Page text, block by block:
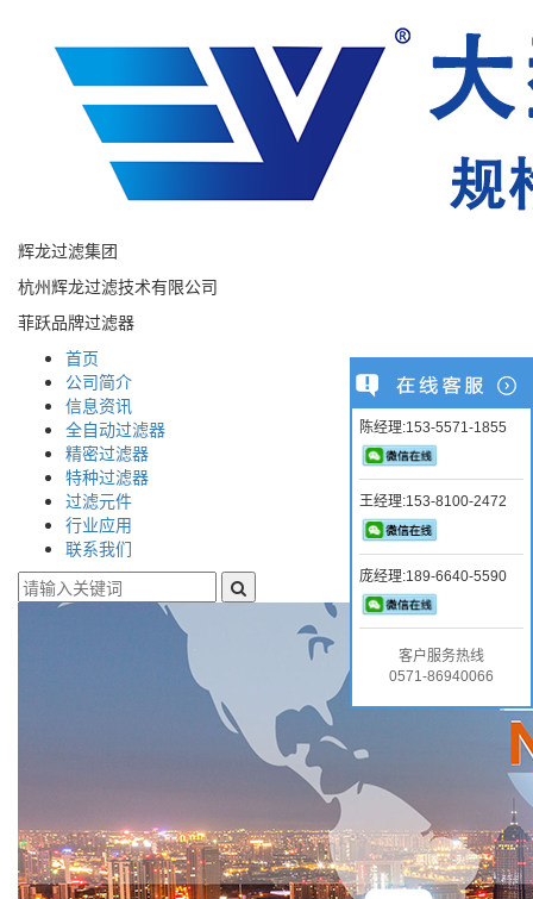
辉龙过滤集团
杭州辉龙过滤技术有限公司
菲跃品牌过滤器
首页
公司简介
信息资讯
全自动过滤器
精密过滤器
特种过滤器
过滤元件
行业应用
联系我们
陈经理:153-5571-1855
王经理:153-8100-2472
庞经理:189-6640-5590
客户服务热线
0571-86940066